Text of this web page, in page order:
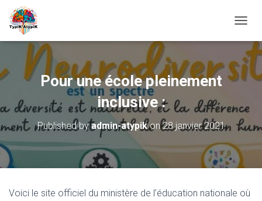
U
R
F
E
R
E
N
Pour une école pleinement
inclusive :
Published byadmin-atypikon28 janvier 2021
Voici le site officiel du ministère de l’éducation nationale où